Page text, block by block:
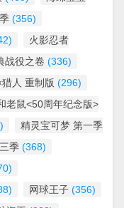
(356)
火影忍者
战役之卷 (336)
人 重制版 (296)
老鼠<50周年纪念版>
精灵宝可梦 第一季
季 (368)
网球王子 (356)